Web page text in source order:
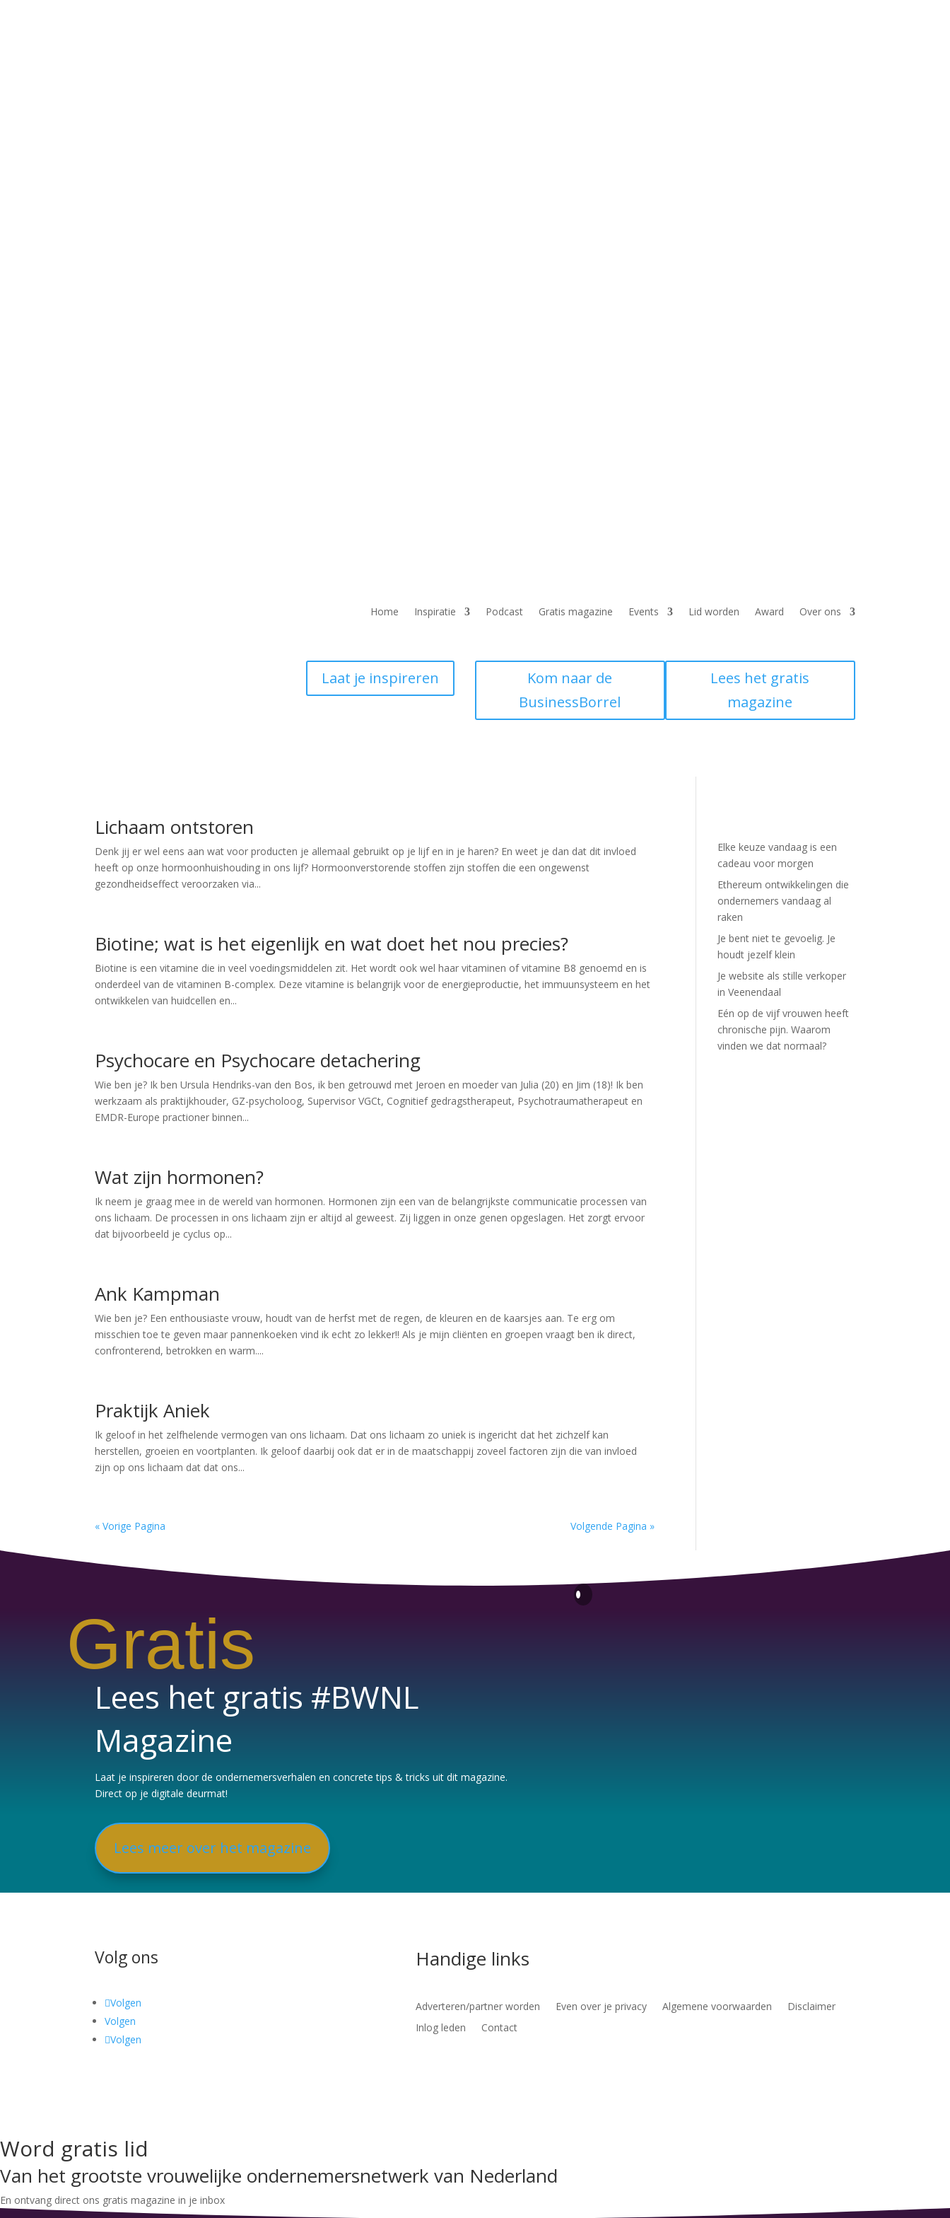
Home Inspiratie Podcast Gratis magazine Events Lid worden Award Over ons
Laat je inspireren
Kom naar de
BusinessBorrel
Lees het gratis
magazine
Lichaam ontstoren
Denk jij er wel eens aan wat voor producten je allemaal gebruikt op je lijf en in je haren? En weet je dan dat dit invloed
heeft op onze hormoonhuishouding in ons lijf? Hormoonverstorende stoffen zijn stoffen die een ongewenst
gezondheidseffect veroorzaken via...
Biotine; wat is het eigenlijk en wat doet het nou precies?
Biotine is een vitamine die in veel voedingsmiddelen zit. Het wordt ook wel haar vitaminen of vitamine B8 genoemd en is
onderdeel van de vitaminen B-complex. Deze vitamine is belangrijk voor de energieproductie, het immuunsysteem en het
ontwikkelen van huidcellen en...
Psychocare en Psychocare detachering
Wie ben je? Ik ben Ursula Hendriks-van den Bos, ik ben getrouwd met Jeroen en moeder van Julia (20) en Jim (18)! Ik ben
werkzaam als praktijkhouder, GZ-psycholoog, Supervisor VGCt, Cognitief gedragstherapeut, Psychotraumatherapeut en
EMDR-Europe practioner binnen...
Wat zijn hormonen?
Ik neem je graag mee in de wereld van hormonen. Hormonen zijn een van de belangrijkste communicatie processen van
ons lichaam. De processen in ons lichaam zijn er altijd al geweest. Zij liggen in onze genen opgeslagen. Het zorgt ervoor
dat bijvoorbeeld je cyclus op...
Ank Kampman
Wie ben je? Een enthousiaste vrouw, houdt van de herfst met de regen, de kleuren en de kaarsjes aan. Te erg om
misschien toe te geven maar pannenkoeken vind ik echt zo lekker!! Als je mijn cliënten en groepen vraagt ben ik direct,
confronterend, betrokken en warm....
Praktijk Aniek
Ik geloof in het zelfhelende vermogen van ons lichaam. Dat ons lichaam zo uniek is ingericht dat het zichzelf kan
herstellen, groeien en voortplanten. Ik geloof daarbij ook dat er in de maatschappij zoveel factoren zijn die van invloed
zijn op ons lichaam dat dat ons...
« Vorige Pagina Volgende Pagina »
Elke keuze vandaag is een
cadeau voor morgen
Ethereum ontwikkelingen die
ondernemers vandaag al
raken
Je bent niet te gevoelig. Je
houdt jezelf klein
Je website als stille verkoper
in Veenendaal
Eén op de vijf vrouwen heeft
chronische pijn. Waarom
vinden we dat normaal?
Gratis
Lees het gratis #BWNL
Magazine
Laat je inspireren door de ondernemersverhalen en concrete tips & tricks uit dit magazine.
Direct op je digitale deurmat!
Lees meer over het magazine
Volg ons
Volgen
Volgen
Volgen
Handige links
Adverteren/partner worden Even over je privacy Algemene voorwaarden
Disclaimer
Inlog leden
Contact
Word gratis lid
Van het grootste vrouwelijke ondernemersnetwerk van Nederland
En ontvang direct ons gratis magazine in je inbox